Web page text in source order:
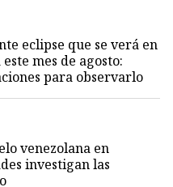
eclipse que se verá en
mes de agosto:
para observarlo
venezolana en
investigan las